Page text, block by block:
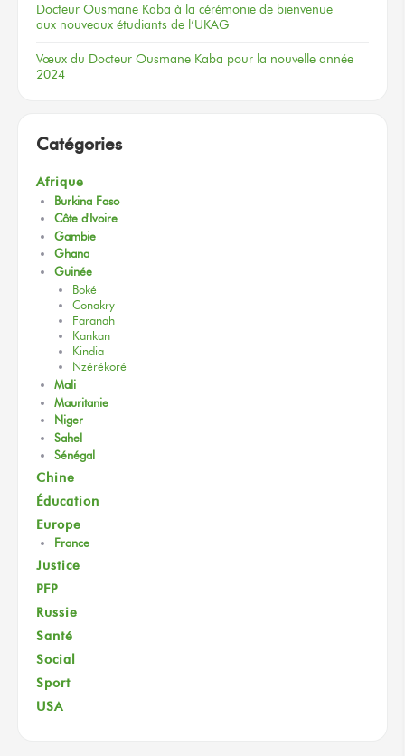
Docteur Ousmane Kaba à la cérémonie de bienvenue
aux nouveaux étudiants de l’UKAG
Vœux du Docteur Ousmane Kaba pour la nouvelle année
2024
Catégories
Afrique
Burkina Faso
Côte d'Ivoire
Gambie
Ghana
Guinée
Boké
Conakry
Faranah
Kankan
Kindia
Nzérékoré
Mali
Mauritanie
Niger
Sahel
Sénégal
Chine
Éducation
Europe
France
Justice
PFP
Russie
Santé
Social
Sport
USA